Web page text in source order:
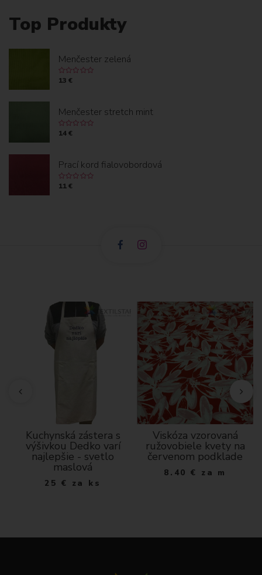
Top Produkty
Menčester zelená
13 €
Menčester stretch mint
14 €
Prací kord fialovobordová
11 €
Kuchynská zástera s
výšivkou Dedko varí
najlepšie - svetlo
maslová
25 € za ks
Viskóza vzorovaná
ružovobiele kvety na
červenom podklade
8.40 € za m